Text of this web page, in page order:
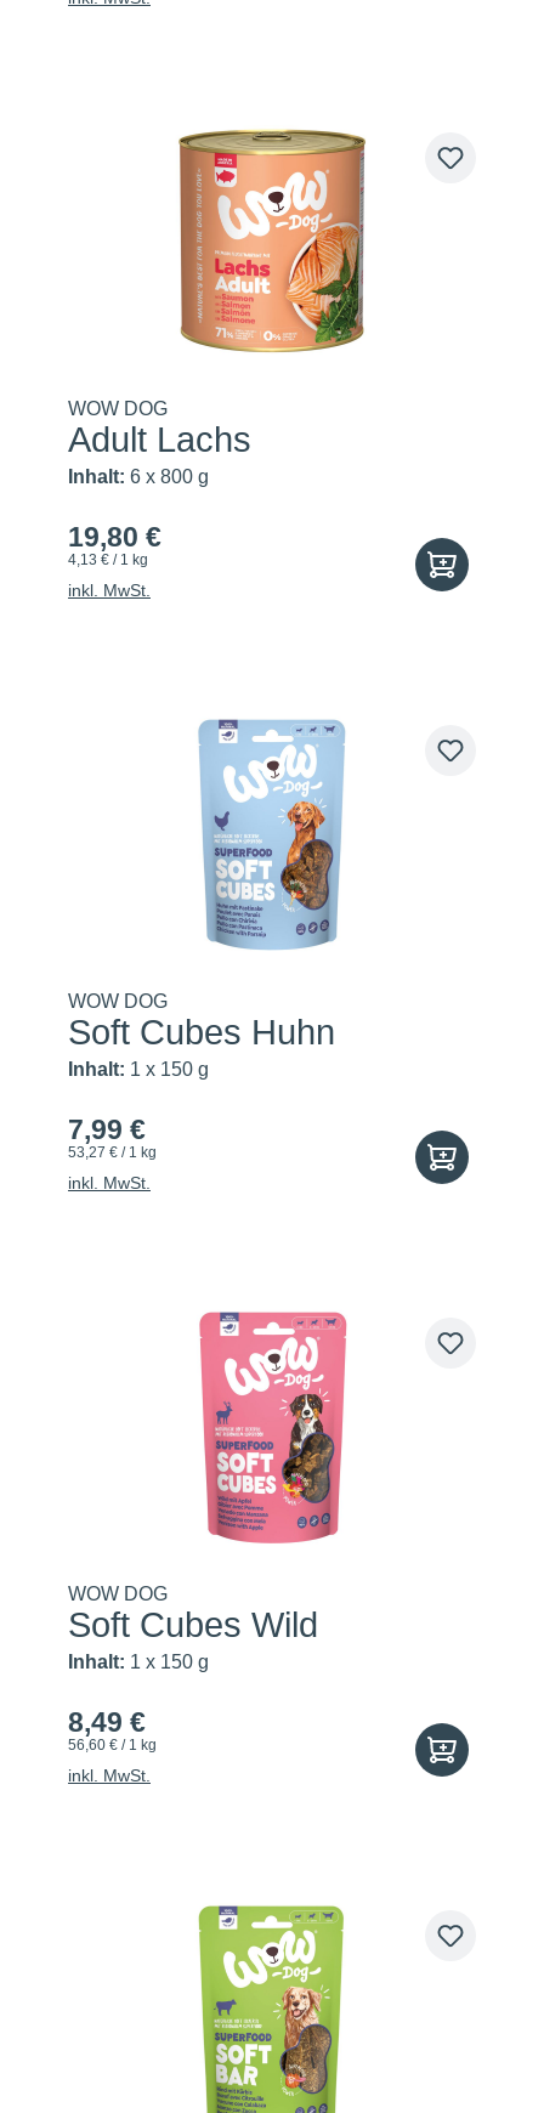
WOW DOG
Adult Lachs
Inhalt: 6 x 800 g
19,80 €
4,13 € / 1 kg
inkl. MwSt.
WOW DOG
Soft Cubes Huhn
Inhalt: 1 x 150 g
7,99 €
53,27 € / 1 kg
inkl. MwSt.
WOW DOG
Soft Cubes Wild
Inhalt: 1 x 150 g
8,49 €
56,60 € / 1 kg
inkl. MwSt.